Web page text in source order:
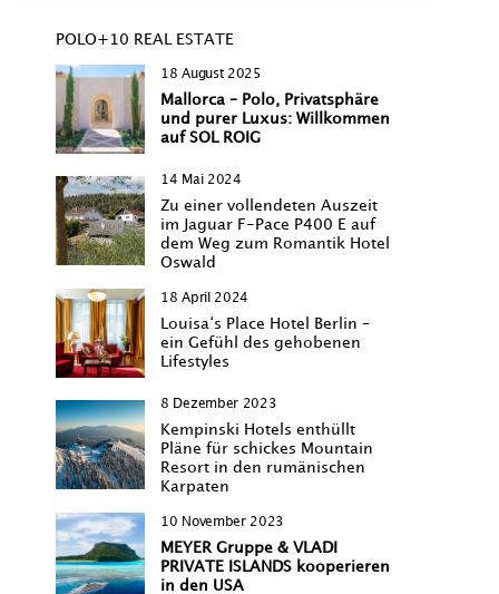
POLO+10 REAL ESTATE
18 August 2025
Mallorca – Polo, Privatsphäre
und purer Luxus: Willkommen
auf SOL ROIG
14 Mai 2024
Zu einer vollendeten Auszeit
im Jaguar F-Pace P400 E auf
dem Weg zum Romantik Hotel
Oswald
18 April 2024
Louisa‘s Place Hotel Berlin –
ein Gefühl des gehobenen
Lifestyles
8 Dezember 2023
Kempinski Hotels enthüllt
Pläne für schickes Mountain
Resort in den rumänischen
Karpaten
10 November 2023
MEYER Gruppe & VLADI
PRIVATE ISLANDS kooperieren
in den USA